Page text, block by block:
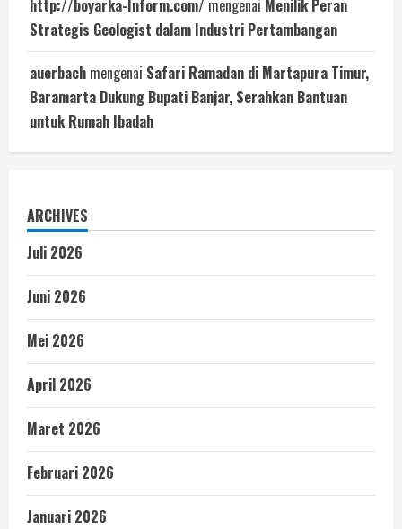
http://boyarka-Inform.com/ mengenai Menilik Peran
Strategis Geologist dalam Industri Pertambangan
auerbach mengenai Safari Ramadan di Martapura Timur,
Baramarta Dukung Bupati Banjar, Serahkan Bantuan
untuk Rumah Ibadah
ARCHIVES
Juli 2026
Juni 2026
Mei 2026
April 2026
Maret 2026
Februari 2026
Januari 2026